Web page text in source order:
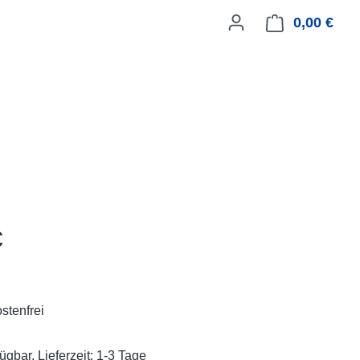
0,00 €
Lieferzeit: 1-3 Tage